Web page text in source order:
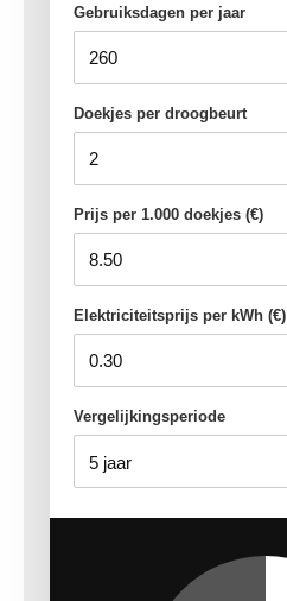
Gebruiksdagen per jaar
Doekjes per droogbeurt
Prijs per 1.000 doekjes (€)
Elektriciteitsprijs per kWh (€)
Vergelijkingsperiode